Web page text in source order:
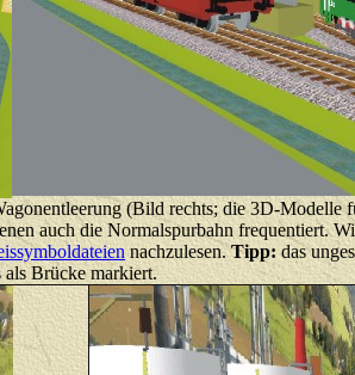
(Bild rechts; die 3D-Modelle
auch die Normalspurbahn frequentiert.
nachzulesen.Tipp: das
Brücke markiert.